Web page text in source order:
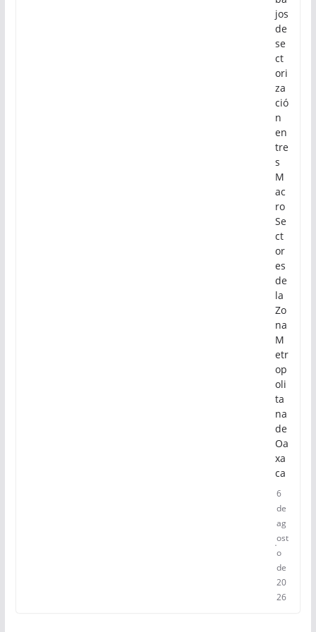
jos
de
se
ct
ori
za
ció
n
en
tre
s
M
ac
ro
Se
ct
or
es
de
la
Zo
na
M
etr
op
oli
ta
na
de
Oa
xa
ca
6
de
ag
ost
o
de
20
26